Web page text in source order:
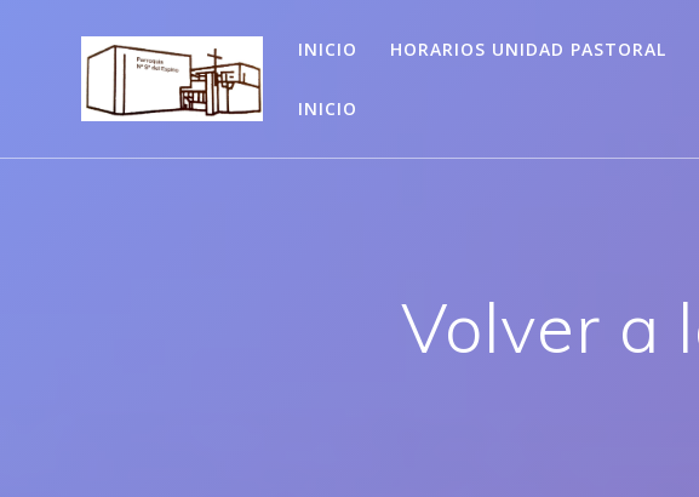
contenido
INICIO HORARIOS UNIDAD PASTORAL
INICIO
Volver a